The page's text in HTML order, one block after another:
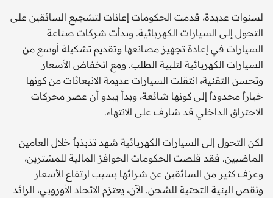
لسنوات عديدة، قدمت الحكومات إعانات لتشجيع السائقين على
التحول إلى السيارات الكهربائية. وبدأت شركات صناعة
السيارات في إعادة تجهيز مصانعها وتقديم تشكيلة أوسع من
السيارات الكهربائية لتلبية الطلب. ومع انخفاض الأسعار
وتحسن التقنية، انتقلت السيارات عديمة الانبعاثات من كونها
خياراً محدوداً إلى كونها شائعة، وبدأ يبدو أن عصر محركات
الاحتراق الداخلي قد شارف على الانتهاء.
لكن التحول إلى السيارات الكهربائية شهد تذبذباً خلال العامين
الماضيين. فقد قلصت الحكومات الحوافز المالية للمشترين،
وعزف كثير من السائقين عن شرائها بسبب ارتفاع الأسعار
ونقص البنية التحتية للشحن. الآن، يعتزم الاتحاد الأوروبي، الرائد